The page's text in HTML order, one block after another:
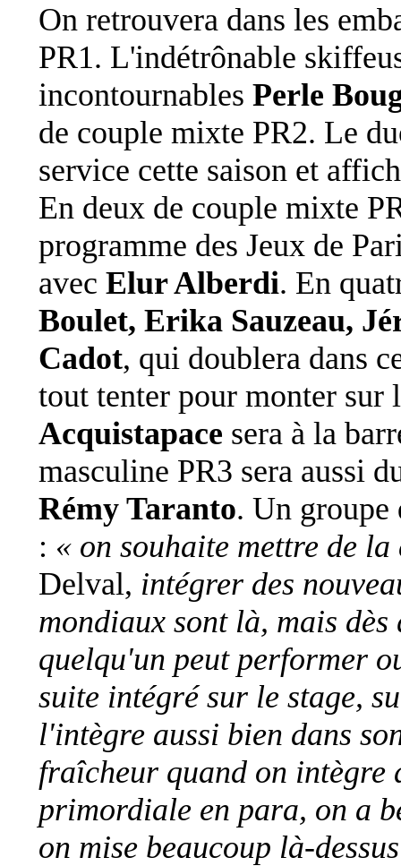
On retrouvera dans les
PR1. L'indétrônable
incontournables Perle
de couple mixte PR2. Le
service cette saison et
En deux de couple mixte
programme des Jeux de
avec Elur Alberdi. En
Boulet, Erika Sauzeau,
Cadot, qui doublera dans
tout tenter pour monter
Acquistapace sera à la
masculine PR3 sera aussi
Rémy Taranto. Un groupe
: « on souhaite mettre de
Delval, intégrer des
mondiaux sont là, mais
quelqu'un peut performer
suite intégré sur le stage,
l'intègre aussi bien dans
fraîcheur quand on intègre
primordiale en para, on a
on mise beaucoup là-